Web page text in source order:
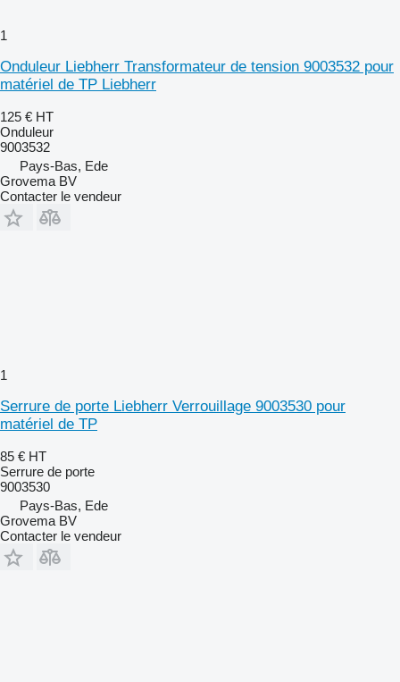
1
Onduleur Liebherr Transformateur de tension 9003532 pour
matériel de TP Liebherr
125 € HT
Onduleur
9003532
Pays-Bas, Ede
Grovema BV
Contacter le vendeur
1
Serrure de porte Liebherr Verrouillage 9003530 pour
matériel de TP
85 € HT
Serrure de porte
9003530
Pays-Bas, Ede
Grovema BV
Contacter le vendeur